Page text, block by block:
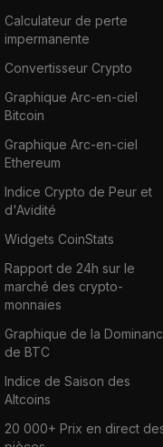
Calculateur de perte
impermanente
Convertisseur Crypto
Graphique Arc-en-ciel
Bitcoin
Graphique Arc-en-ciel
Ethereum
Indice Crypto de Peur et
d'Avidité
Widgets CoinStats
Rapport de 24h sur le
marché des crypto-
monnaies
Graphique de la
de BTC
Indice de Saison des
Altcoins
20 000+ Prix en direct